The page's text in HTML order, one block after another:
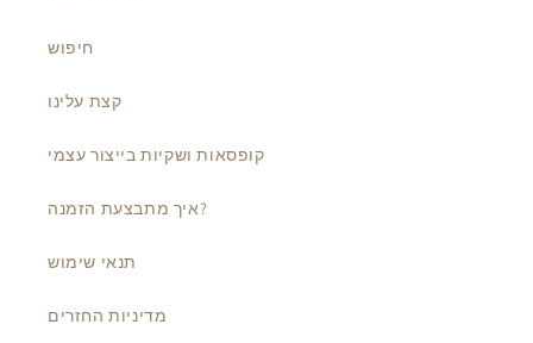
חיפוש
קצת עלינו
קופסאות ושקיות בייצור עצמי
איך מתבצעת הזמנה?
תנאי שימוש
מדיניות החזרים